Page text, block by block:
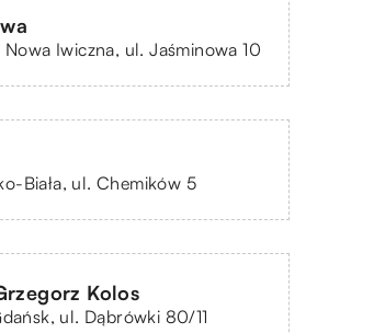
Iwiczna, ul. Jaśminowa 10
Biała, ul. Chemików 5
Kolos
ul. Dąbrówki 80/11